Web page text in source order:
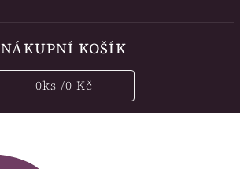
NÁKUPNÍ KOŠÍK
0ks /0 Kč